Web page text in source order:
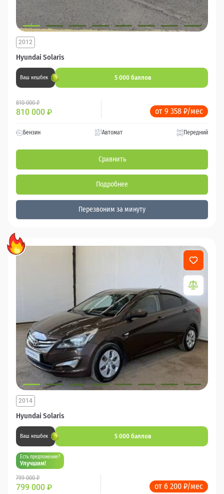
Hyundai Solaris
2012
Ваш кешбек 5 000 баллов
810 000 ₽
810 000 ₽ от 9 358 ₽/мес
Бензин Автомат Передний
Сравнить
Подробнее
Перезвоним за минуту
Hyundai Solaris
2014
Ваш кешбек 5 000 баллов
Есть предложение?
Улучшим!
799 000 ₽
799 000 ₽ от 6 200 ₽/мес